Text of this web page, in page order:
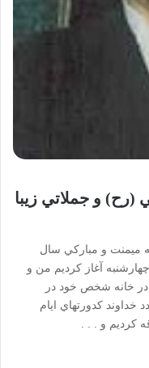
(رح) و جملاتي زيبا
ميمنت و مباركي سال
آغاز كرديم من و
در خانه شخص خود در
خداوند كدورتهاي ايام
كرديم و . . .